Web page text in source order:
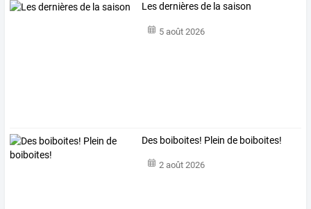
Les dernières de la saison
5 août 2026
Des boiboites! Plein de boiboites!
2 août 2026